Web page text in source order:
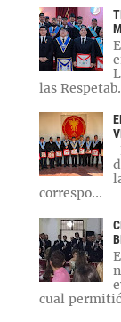
las
correspo...
cual